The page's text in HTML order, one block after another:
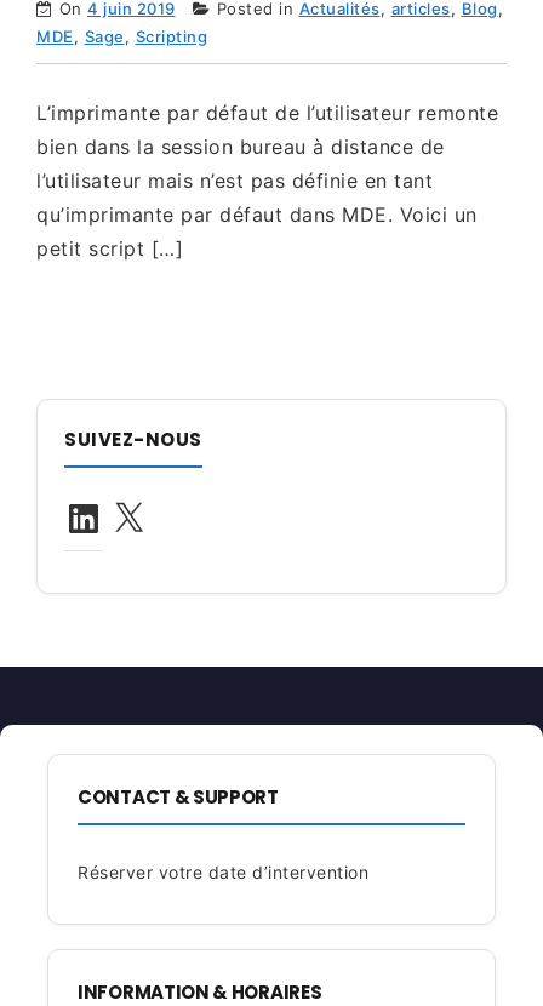
On 4 juin 2019 Posted in Actualités, articles, Blog,
MDE, Sage, Scripting
L’imprimante par défaut de l’utilisateur remonte
bien dans la session bureau à distance de
l’utilisateur mais n’est pas définie en tant
qu’imprimante par défaut dans MDE. Voici un
petit script […]
SUIVEZ-NOUS
LinkedIn
X
CONTACT & SUPPORT
Réserver votre date d’intervention
INFORMATION & HORAIRES